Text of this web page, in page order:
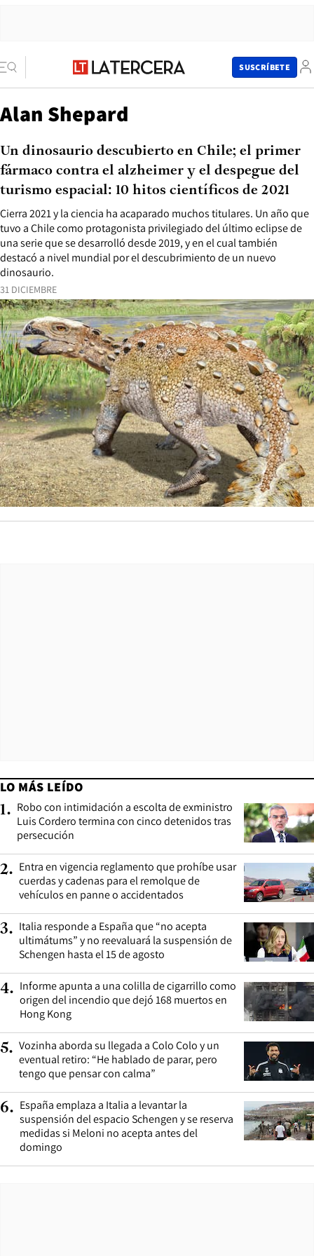
SUSCRÍBETE
Alan Shepard
31 DICIEMBRE
Cierra 2021 y la ciencia ha acaparado muchos titulares. Un año que
tuvo a Chile como protagonista privilegiado del último eclipse de
una serie que se desarrolló desde 2019, y en el cual también
destacó a nivel mundial por el descubrimiento de un nuevo
dinosaurio.
Un dinosaurio descubierto en Chile; el primer
fármaco contra el alzheimer y el despegue del
turismo espacial: 10 hitos científicos de 2021
LO MÁS LEÍDO
1. Robo con intimidación a escolta de exministro
Luis Cordero termina con cinco detenidos tras
persecución
2. Entra en vigencia reglamento que prohíbe usar
cuerdas y cadenas para el remolque de
vehículos en panne o accidentados
3. Italia responde a España que “no acepta
ultimátums” y no reevaluará la suspensión de
Schengen hasta el 15 de agosto
4. Informe apunta a una colilla de cigarrillo como
origen del incendio que dejó 168 muertos en
Hong Kong
5. Vozinha aborda su llegada a Colo Colo y un
eventual retiro: “He hablado de parar, pero
tengo que pensar con calma”
6. España emplaza a Italia a levantar la
suspensión del espacio Schengen y se reserva
medidas si Meloni no acepta antes del
domingo